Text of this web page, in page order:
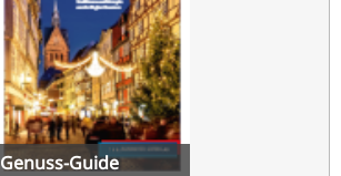
Genuss-Guide